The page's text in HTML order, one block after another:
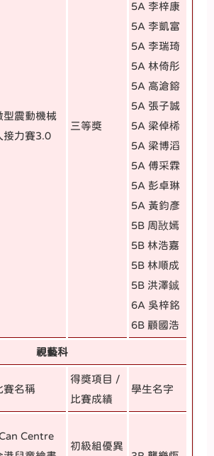
型震動機械
接力賽3.0
三等獎
5A 李梓康
5A 李凱富
5A 李瑞琦
5A 林倚彤
5A 高滄鎔
5A 張子誠
5A 梁倬桸
5A 梁博滔
5A 傅采霖
5A 彭卓琳
5A 黃鈞彥
5B 周敔嫣
5B 林浩嘉
5B 林順成
5B 洪澤鋮
6A 吳梓銘
6B 顧國浩
視藝科
賽名稱
得獎項目 /
比賽成績
學生名字
Centre
初級組優異